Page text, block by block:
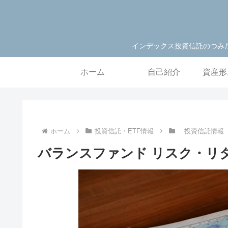
インデックス投資信託のつ
ホーム 自己紹介 資産
ホーム 投資信託・ETF情報 投資信託情報
バランスファンド リスク・リ